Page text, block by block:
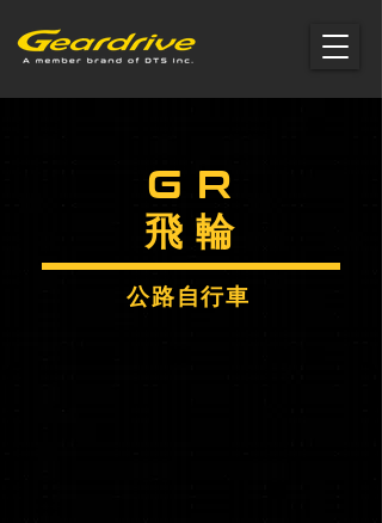
G R
飛 輪
公路自行車